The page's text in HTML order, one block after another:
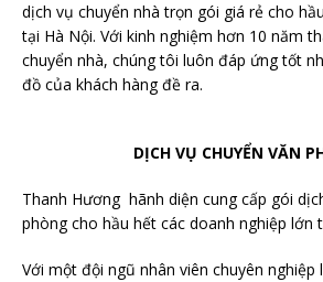
dịch vụ chuyển nhà trọn gói giá rẻ cho
tại Hà Nội. Với kinh nghiệm hơn 10 năm
chuyển nhà, chúng tôi luôn đáp ứng tốt
đồ của khách hàng đề ra.
DỊCH VỤ CHUYỂN VĂN
Thanh Hương hãnh diện cung cấp gói
phòng cho hầu hết các doanh nghiệp lớn
Với một đội ngũ nhân viên chuyên nghiệp